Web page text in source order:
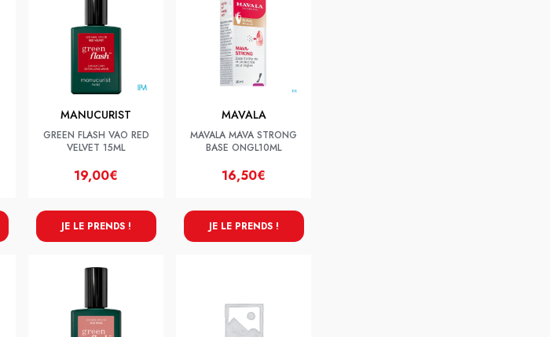
MANUCURIST
GREEN FLASH VAO RED
VELVET 15ML
19,00€
JE LE PRENDS !
MAVALA
MAVALA MAVA STRONG
BASE ONGL10ML
16,50€
JE LE PRENDS !